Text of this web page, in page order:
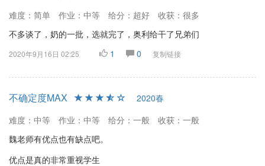
难度：简单
作业：中等 给分：超好
收获：很多
不多谈了，奶的一批，选就完了，奥利给干了兄弟们
2020年9月16日 02:25 1 0 复制链接
不确定度MAX
2020春
难度：中等
作业：中等 给分：一般
收获：一般
魏老师有优点也有缺点吧。
优点是真的非常重视学生